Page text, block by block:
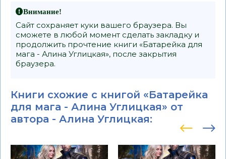
Внимание!
Сайт сохраняет куки вашего браузера. Вы
сможете в любой момент сделать закладку и
продолжить прочтение книги «Батарейка для
мага - Алина Углицкая», после закрытия
браузера.
Книги схожие с книгой «Батарейка
для мага - Алина Углицкая» от
автора - Алина Углицкая: